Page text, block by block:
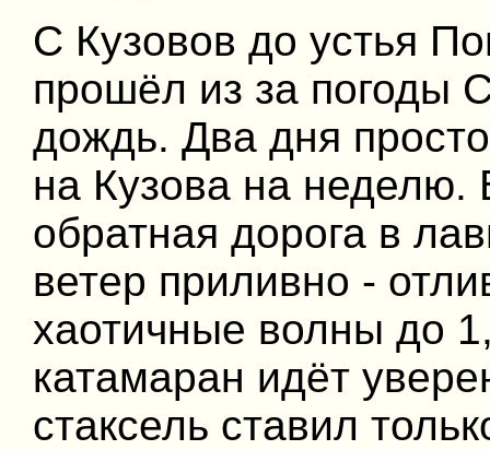
С Кузовов до устья
прошёл из за погоды
дождь. Два дня
на Кузова на
обратная дорога в
ветер приливно -
хаотичные волны до
катамаран идёт
стаксель ставил